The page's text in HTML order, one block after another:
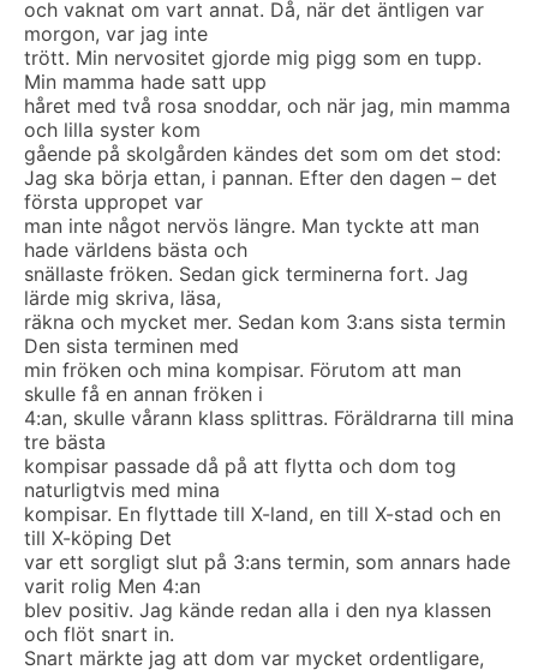
och vaknat om vart annat. Då, när det äntligen var
morgon, var jag inte
trött. Min nervositet gjorde mig pigg som en tupp.
Min mamma hade satt upp
håret med två rosa snoddar, och när jag, min mamma
och lilla syster kom
gående på skolgården kändes det som om det stod:
Jag ska börja ettan, i pannan. Efter den dagen – det
första uppropet var
man inte något nervös längre. Man tyckte att man
hade världens bästa och
snällaste fröken. Sedan gick terminerna fort. Jag
lärde mig skriva, läsa,
räkna och mycket mer. Sedan kom 3:ans sista termin
Den sista terminen med
min fröken och mina kompisar. Förutom att man
skulle få en annan fröken i
4:an, skulle vårann klass splittras. Föräldrarna till mina
tre bästa
kompisar passade då på att flytta och dom tog
naturligtvis med mina
kompisar. En flyttade till X-land, en till X-stad och en
till X-köping Det
var ett sorgligt slut på 3:ans termin, som annars hade
varit rolig Men 4:an
blev positiv. Jag kände redan alla i den nya klassen
och flöt snart in.
Snart märkte jag att dom var mycket ordentligare,